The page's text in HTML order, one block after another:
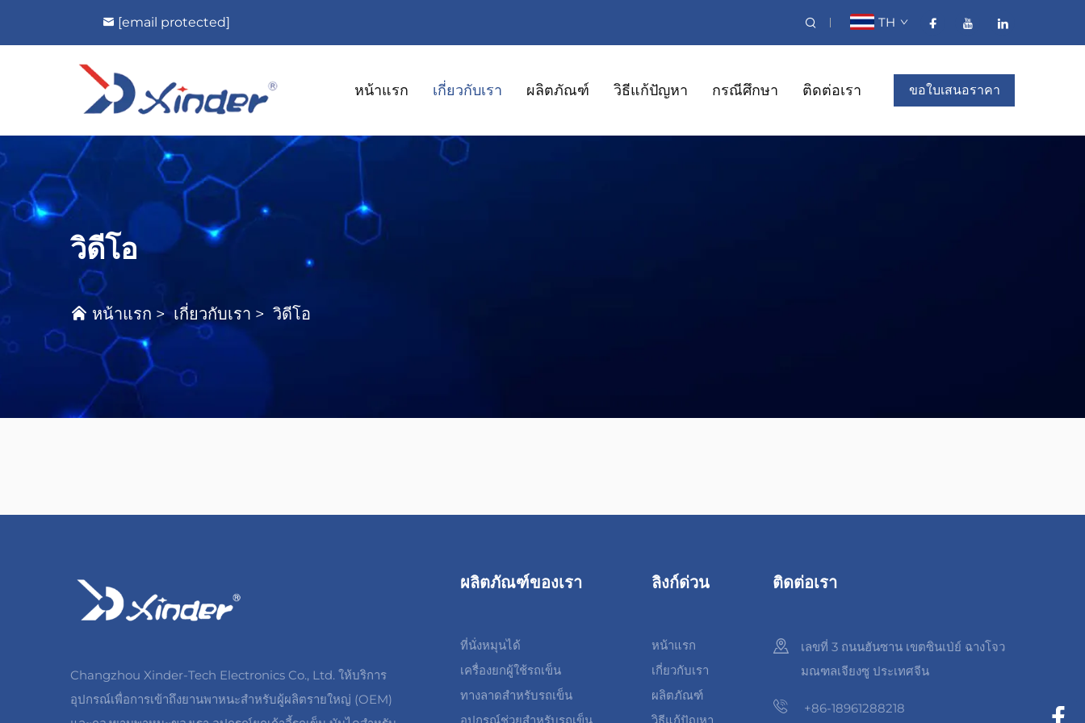
[email protected] TH
หน้าแรก เกี่ยวกับเรา ผลิตภัณฑ์ วิธีแก้ปัญหา กรณีศึกษา ติดต่อเรา ขอใบเสนอราคา
วิดีโอ
หน้าแรก >เกี่ยวกับเรา > วิดีโอ
Changzhou Xinder-Tech Electronics Co., Ltd. ให้บริการ
อุปกรณ์เพื่อการเข้าถึงยานพาหนะสำหรับผู้ผลิตรายใหญ่ (OEM)
ผลิตภัณฑ์ของเรา
ที่นั่งหมุนได้
เครื่องยกผู้ใช้รถเข็น
ทางลาดสำหรับรถเข็น
ลิงก์ด่วน
หน้าแรก
เกี่ยวกับเรา
ผลิตภัณฑ์
ติดต่อเรา
เลขที่ 3 ถนนฮันซาน เขตซินเป่ย์ ฉางโจว
มณฑลเจียงซู ประเทศจีน
+86-18961288218